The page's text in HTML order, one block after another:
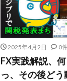
2025年4月2日 0
FX実践解説、
っ、その後ど